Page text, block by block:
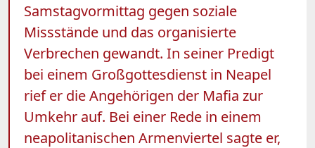
Samstagvormittag gegen soziale
Missstände und das organisierte
Verbrechen gewandt. In seiner Predigt
bei einem Großgottesdienst in Neapel
rief er die Angehörigen der Mafia zur
Umkehr auf. Bei einer Rede in einem
neapolitanischen Armenviertel sagte er,